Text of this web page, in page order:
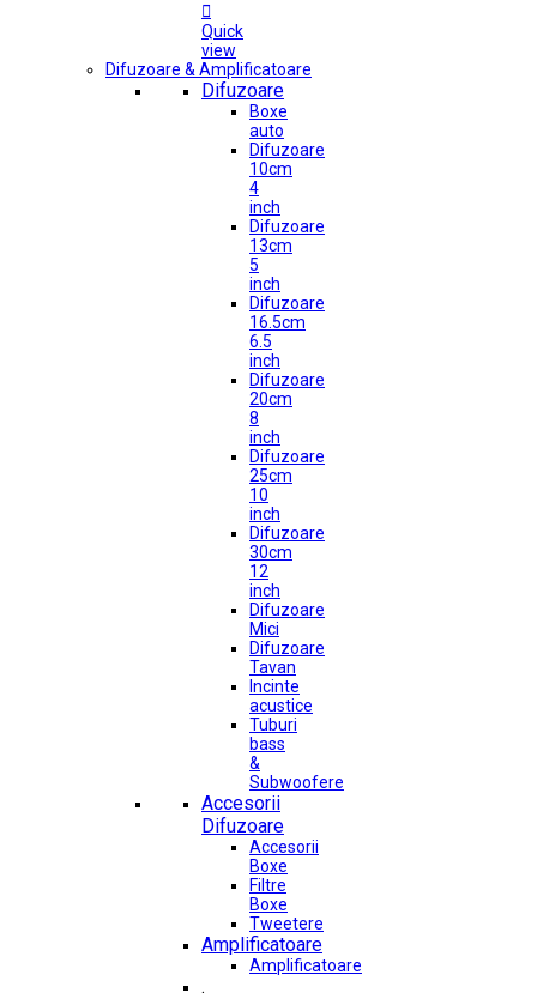

Quick
view
Difuzoare & Amplificatoare
Difuzoare
Boxe
auto
Difuzoare
10cm
4
inch
Difuzoare
13cm
5
inch
Difuzoare
16.5cm
6.5
inch
Difuzoare
20cm
8
inch
Difuzoare
25cm
10
inch
Difuzoare
30cm
12
inch
Difuzoare
Mici
Difuzoare
Tavan
Incinte
acustice
Tuburi
bass
&
Subwoofere
Accesorii
Difuzoare
Accesorii
Boxe
Filtre
Boxe
Tweetere
Amplificatoare
Amplificatoare
.